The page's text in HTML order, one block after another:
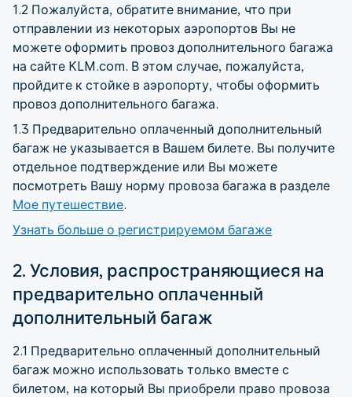
1.2 Пожалуйста, обратите внимание, что при
отправлении из некоторых аэропортов Вы не
можете оформить провоз дополнительного багажа
на сайте KLM.com. В этом случае, пожалуйста,
пройдите к стойке в аэропорту, чтобы оформить
провоз дополнительного багажа.
1.3 Предварительно оплаченный дополнительный
багаж не указывается в Вашем билете. Вы получите
отдельное подтверждение или Вы можете
посмотреть Вашу норму провоза багажа в разделе
Мое путешествие.
Узнать больше о регистрируемом багаже
2. Условия, распространяющиеся на
предварительно оплаченный
дополнительный багаж
2.1 Предварительно оплаченный дополнительный
багаж можно использовать только вместе с
билетом, на который Вы приобрели право провоза